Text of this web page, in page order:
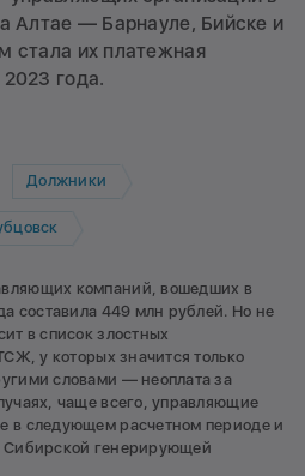
Алтае — Барнауле, Бийске и
стала их платежная
года.
Должники
компаний, вошедших в
составила 449 млн рублей. Но не
в список злостных
у которых значится только
словами — неоплата за
чаще всего, управляющие
в следующем расчетном периоде и
Сибирской генерирующей